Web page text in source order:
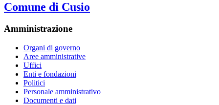
Comune di Cusio
Amministrazione
Organi di governo
Aree amministrative
Uffici
Enti e fondazioni
Politici
Personale amministrativo
Documenti e dati